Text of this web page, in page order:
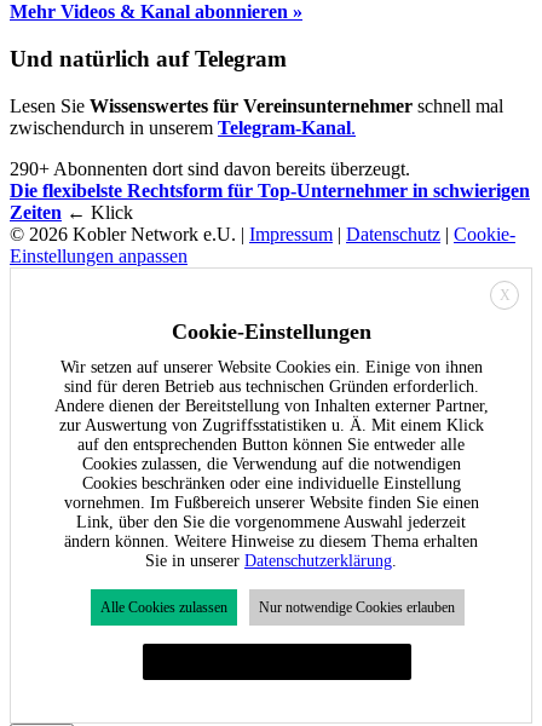
Mehr Videos & Kanal abonnieren »
Und natürlich auf Telegram
Lesen Sie Wissenswertes für Vereinsunternehmer schnell mal
zwischendurch in unserem Telegram-Kanal.
290+ Abonnenten dort sind davon bereits überzeugt.
Die flexibelste Rechtsform für Top-Unternehmer in schwierigen
Zeiten ← Klick
© 2026 Kobler Network e.U. | Impressum | Datenschutz | Cookie-
Einstellungen anpassen
X
Cookie-Einstellungen
Wir setzen auf unserer Website Cookies ein. Einige von ihnen
sind für deren Betrieb aus technischen Gründen erforderlich.
Andere dienen der Bereitstellung von Inhalten externer Partner,
zur Auswertung von Zugriffsstatistiken u. Ä. Mit einem Klick
auf den entsprechenden Button können Sie entweder alle
Cookies zulassen, die Verwendung auf die notwendigen
Cookies beschränken oder eine individuelle Einstellung
vornehmen. Im Fußbereich unserer Website finden Sie einen
Link, über den Sie die vorgenommene Auswahl jederzeit
ändern können. Weitere Hinweise zu diesem Thema erhalten
Sie in unserer Datenschutzerklärung
Alle Cookies zulassen Nur notwendige Cookies erlauben